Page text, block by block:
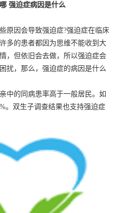
强迫症病因是什么
原因会导致强迫症?强迫症在临床
多的患者都因为思维不能收到大
，但依旧会去做，所以强迫症会
扰，那么，强迫症的病因是什么
中的同病患率高于一般居民。如
。双生子调查结果也支持强迫症